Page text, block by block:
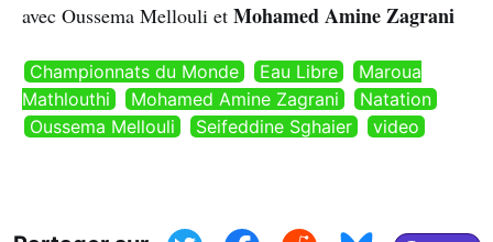
avec Oussema Mellouli et Mohamed Amine Zagrani
Championnats du Monde Eau Libre
Maroua
Mathlouthi
Mohamed Amine Zagrani
Natation
Oussema Mellouli
Seifeddine Sghaier video